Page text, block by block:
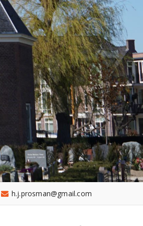
h.j.prosman@gmail.com